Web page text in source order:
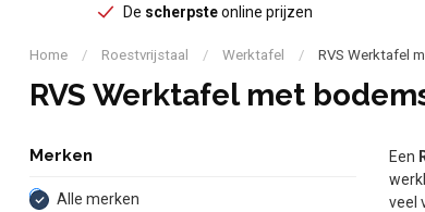
De scherpsteonline prijzen
Home / Roestvrijstaal / Werktafel / RVS Werktafel
RVS Werktafel met
Merken
Alle merken
Een
veel